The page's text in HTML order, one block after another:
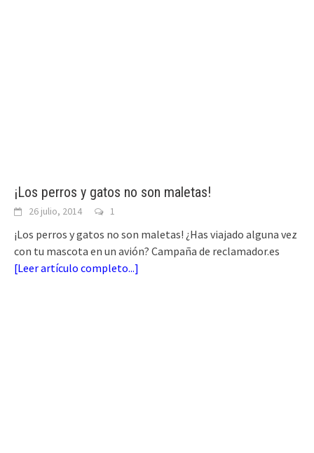
¡Los perros y gatos no son maletas!
26 julio, 2014 1
¡Los perros y gatos no son maletas! ¿Has viajado alguna vez
con tu mascota en un avión? Campaña de reclamador.es
[Leer artículo completo...]